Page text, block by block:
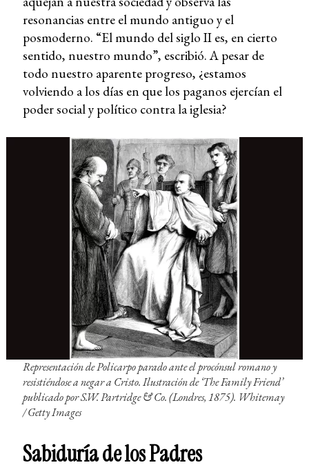
resonancias entre el mundo antiguo y el
posmoderno. “El mundo del siglo II es, en cierto
sentido, nuestro mundo”, escribió. A pesar de
todo nuestro aparente progreso, ¿estamos
volviendo a los días en que los paganos ejercían el
poder social y político contra la iglesia?
Representación de Policarpo parado ante el procónsul romano y
resistiéndose a negar a Cristo.Ilustración de ‘The Family Friend’
publicado por S.W. Partridge & Co. (Londres, 1875). Whitemay
/ Getty Images
Sabiduría de los Padres